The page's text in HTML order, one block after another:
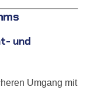
und
Umgang mit